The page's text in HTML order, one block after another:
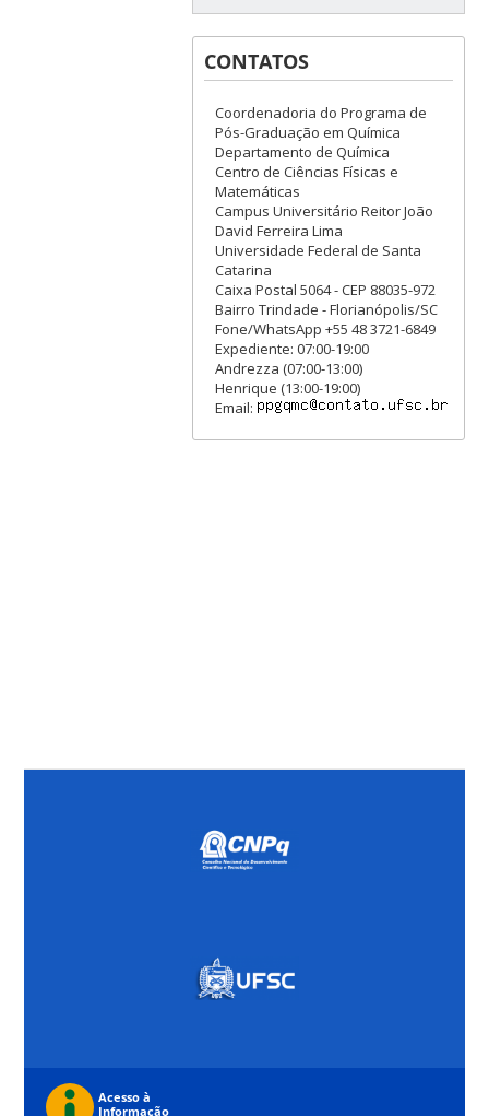
CONTATOS
Coordenadoria do Programa de
Pós-Graduação em Química
Departamento de Química
Centro de Ciências Físicas e
Matemáticas
Campus Universitário Reitor João
David Ferreira Lima
Universidade Federal de Santa
Catarina
Caixa Postal 5064 - CEP 88035-972
Bairro Trindade - Florianópolis/SC
Fone/WhatsApp +55 48 3721-6849
Expediente: 07:00-19:00
Andrezza (07:00-13:00)
Henrique (13:00-19:00)
Email: